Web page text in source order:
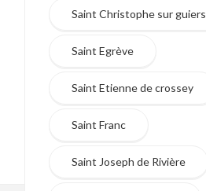
Saint Christophe sur guiers
Saint Egrève
Saint Etienne de crossey
Saint Franc
Saint Joseph de Rivière